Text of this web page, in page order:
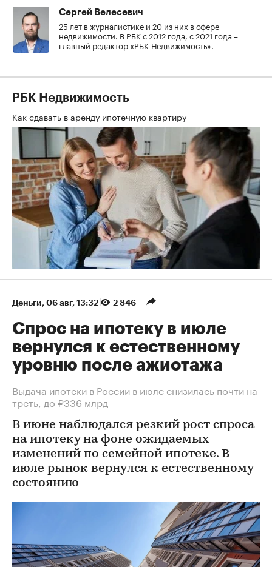
Сергей Велесевич
25 лет в журналистике и 20 из них в сфере
недвижимости. В РБК с 2012 года, с 2021 года –
главный редактор «РБК-Недвижимость».
РБК Недвижимость
Как сдавать в аренду ипотечную квартиру
Деньги⁠, 06 авг, 13:32 2 846
Спрос на ипотеку в июле
вернулся к естественному
уровню после ажиотажа
Выдача ипотеки в России в июле снизилась почти на
треть, до ₽336 млрд
В июне наблюдался резкий рост спроса
на ипотеку на фоне ожидаемых
изменений по семейной ипотеке. В
июле рынок вернулся к естественному
состоянию